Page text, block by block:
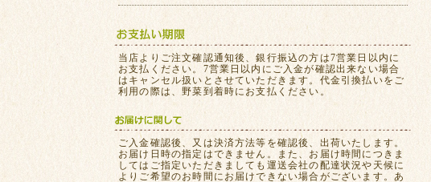
当店よりご注文確認通知後、銀行振込の方は7営業日以内に
お支払ください。7営業日以内にご入金が確認出来ない場合
はキャンセル扱いとさせていただきます。代金引換払いをご
利用の際は、野菜到着時にお支払ください。
ご入金確認後、又は決済方法等を確認後、出荷いたします。
お届け日時の指定はできません。また、お届け時間につきま
してはご指定いただきましても運送会社の配達状況や天候に
よりご希望のお時間にお届けできない場合がございます。あ